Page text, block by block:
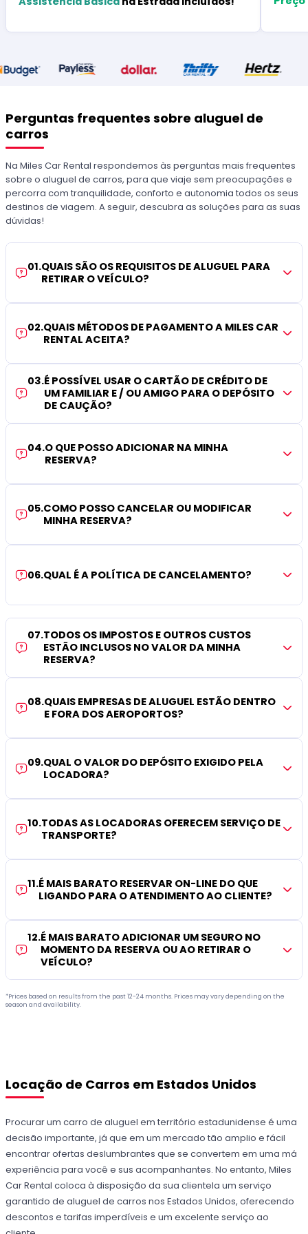
Perguntas frequentes sobre aluguel de
carros
Na Miles Car Rental respondemos às perguntas mais frequentes
sobre o aluguel de carros, para que viaje sem preocupações e
percorra com tranquilidade, conforto e autonomia todos os seus
destinos de viagem. A seguir, descubra as soluções para as suas
dúvidas!
01.QUAIS SÃO OS REQUISITOS DE ALUGUEL PARA
RETIRAR O VEÍCULO?
02.QUAIS MÉTODOS DE PAGAMENTO A MILES CAR
RENTAL ACEITA?
03.É POSSÍVEL USAR O CARTÃO DE CRÉDITO DE
UM FAMILIAR E / OU AMIGO PARA O DEPÓSITO
DE CAUÇÃO?
04.O QUE POSSO ADICIONAR NA MINHA
RESERVA?
05.COMO POSSO CANCELAR OU MODIFICAR
MINHA RESERVA?
06.QUAL É A POLÍTICA DE CANCELAMENTO?
07.TODOS OS IMPOSTOS E OUTROS CUSTOS
ESTÃO INCLUSOS NO VALOR DA MINHA
RESERVA?
08.QUAIS EMPRESAS DE ALUGUEL ESTÃO DENTRO
E FORA DOS AEROPORTOS?
09.QUAL O VALOR DO DEPÓSITO EXIGIDO PELA
LOCADORA?
10.TODAS AS LOCADORAS OFERECEM SERVIÇO DE
TRANSPORTE?
11.É MAIS BARATO RESERVAR ON-LINE DO QUE
LIGANDO PARA O ATENDIMENTO AO CLIENTE?
12.É MAIS BARATO ADICIONAR UM SEGURO NO
MOMENTO DA RESERVA OU AO RETIRAR O
VEÍCULO?
*Prices based on results from the past 12-24 months. Prices may vary depending on the
season and availability.
Locação de Carros em Estados Unidos
Procurar um carro de aluguel em território estadunidense é uma
decisão importante, já que em um mercado tão amplio e fácil
encontrar ofertas deslumbrantes que se convertem em uma má
experiência para você e sus acompanhantes. No entanto, Miles
Car Rental coloca à disposição da sua clientela um serviço
garantido de aluguel de carros nos Estados Unidos, oferecendo
descontos e tarifas imperdíveis e um excelente serviço ao